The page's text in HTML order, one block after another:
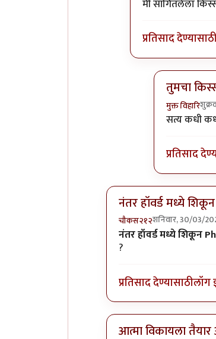
In reply to
मी सांगितलेला
प्रतिसाद
तुमचा
मुक्त विहारि
In reply to
सत्य कधी
प्रतिसाद
नंतर हॉवर्ड मध्ये
चौकस२१२शनिवार, 30/03/
In reply toPhD करणे
नंतर हॉवर्ड मध्ये शिकून
?
प्रतिसाद देण्यासाठीलॉग
आत्मा विकायला